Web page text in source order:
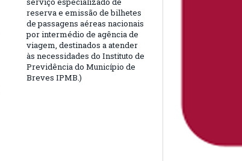
reserva e emissão de bilhetes
de passagens aéreas nacionais
por intermédio de agência de
viagem, destinados a atender
às necessidades do Instituto de
Previdência do Município de
Breves IPMB.)